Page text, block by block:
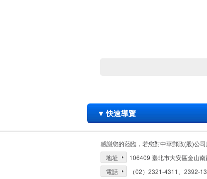
▼快速導覽
感謝您的蒞臨，若您對中華郵政(股)公司
地址
106409 臺北市大安區金山
電話
（02）2321-4311、2392-